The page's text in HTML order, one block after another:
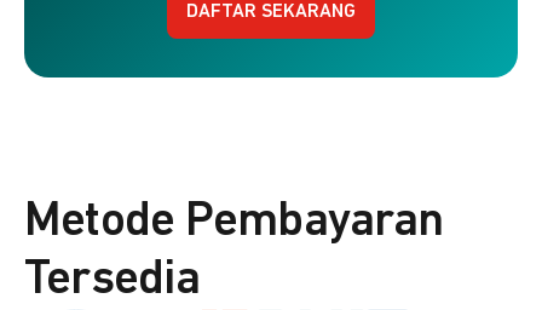
DAFTAR SEKARANG
Metode Pembayaran
Tersedia